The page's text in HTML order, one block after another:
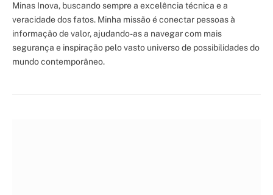
Minas Inova, buscando sempre a excelência técnica e a
veracidade dos fatos. Minha missão é conectar pessoas à
informação de valor, ajudando-as a navegar com mais
segurança e inspiração pelo vasto universo de possibilidades do
mundo contemporâneo.